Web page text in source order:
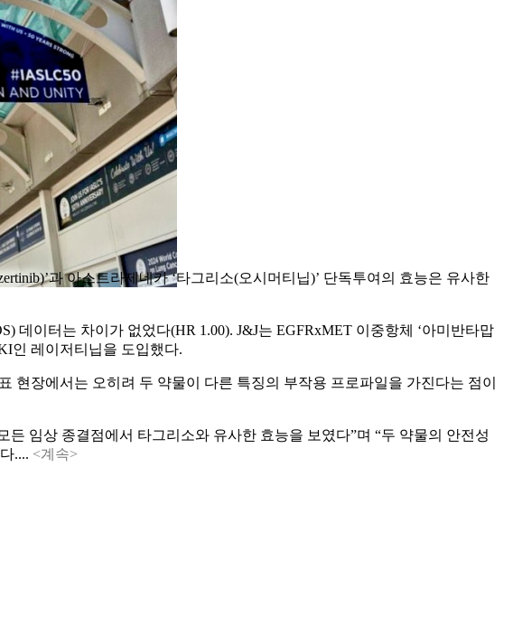
과 아스트라제네카 ‘타그리소(오시머티닙)’ 단독투여의 효능은 유사한
데이터는 차이가 없었다(HR 1.00). J&J는 EGFRxMET 이중항체 ‘아미반타맙
인 레이저티닙을 도입했다.
현장에서는 오히려 두 약물이 다른 특징의 부작용 프로파일을 가진다는 점이
임상 종결점에서 타그리소와 유사한 효능을 보였다”며 “두 약물의 안전성
.... <계속>